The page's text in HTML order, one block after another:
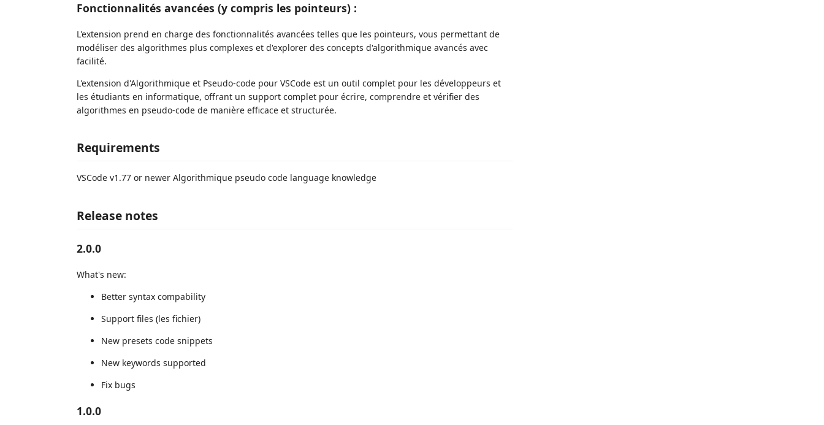
Fonctionnalités avancées (y compris les pointeurs) :
L'extension prend en charge des fonctionnalités avancées telles que les pointeurs, vous permettant de
modéliser des algorithmes plus complexes et d'explorer des concepts d'algorithmique avancés avec
facilité.
L'extension d'Algorithmique et Pseudo-code pour VSCode est un outil complet pour les développeurs et
les étudiants en informatique, offrant un support complet pour écrire, comprendre et vérifier des
algorithmes en pseudo-code de manière efficace et structurée.
Requirements
VSCode v1.77 or newer Algorithmique pseudo code language knowledge
Release notes
2.0.0
What's new:
Better syntax compability
Support files (les fichier)
New presets code snippets
New keywords supported
Fix bugs
1.0.0